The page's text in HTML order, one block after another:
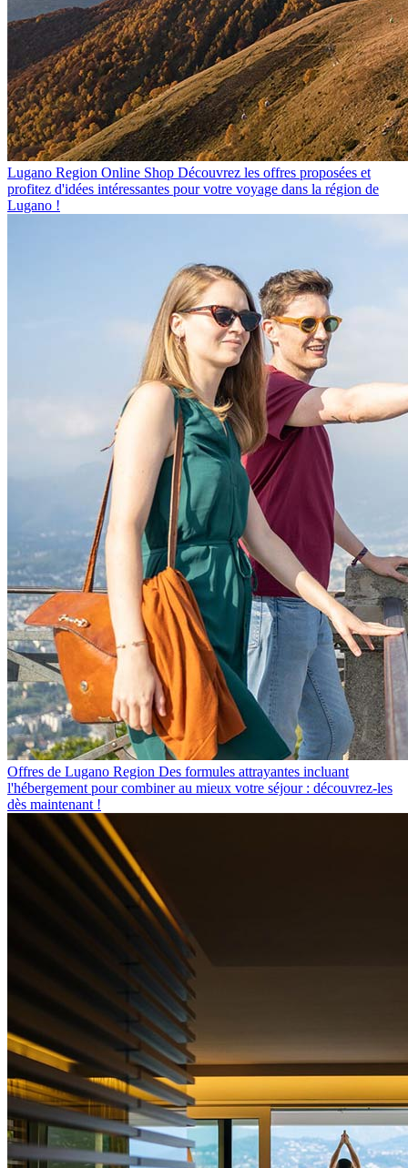
Lugano Region Online Shop Découvrez les offres proposées et
profitez d'idées intéressantes pour votre voyage dans la région de
Lugano !
Offres de Lugano Region Des formules attrayantes incluant
l'hébergement pour combiner au mieux votre séjour : découvrez-les
dès maintenant !